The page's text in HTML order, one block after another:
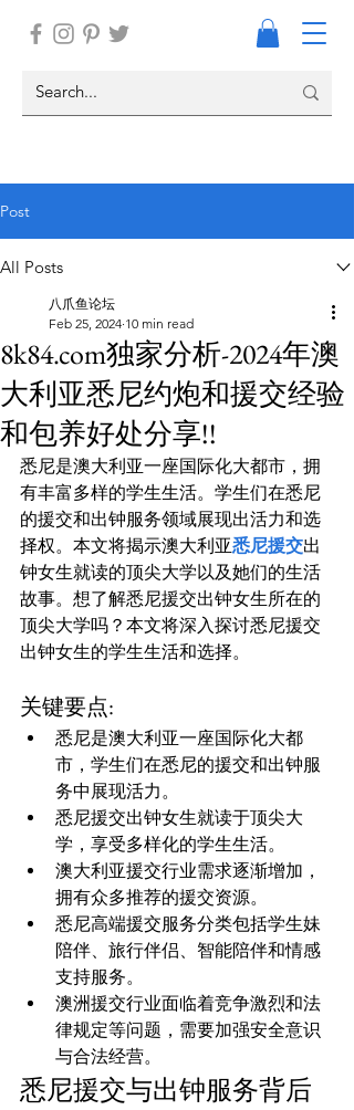
Post
All Posts
8k84.com独家分析-2024年澳
大利亚悉尼约炮和援交经验
和包养好处分享!!
八爪鱼论坛
Feb 25, 2024 10 min read
悉尼是澳大利亚一座国际化大都市，拥
有丰富多样的学生生活。学生们在悉尼
的援交和出钟服务领域展现出活力和选
择权。本文将揭示澳大利亚悉尼援交出
钟女生就读的顶尖大学以及她们的生活
故事。想了解悉尼援交出钟女生所在的
顶尖大学吗？本文将深入探讨悉尼援交
关键要点:
悉尼是澳大利亚一座国际化大都
市，学生们在悉尼的援交和出钟服
务中展现活力。
悉尼援交出钟女生就读于顶尖大
学，享受多样化的学生生活。
澳大利亚援交行业需求逐渐增加，
拥有众多推荐的援交资源。
悉尼高端援交服务分类包括学生妹
陪伴、旅行伴侣、智能陪伴和情感
支持服务。
澳洲援交行业面临着竞争激烈和法
律规定等问题，需要加强安全意识
与合法经营。
悉尼援交与出钟服务背后